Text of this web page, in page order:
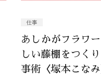
仕事
あしかがフラワ
しい藤棚をつく
事術〈塚本こなみ